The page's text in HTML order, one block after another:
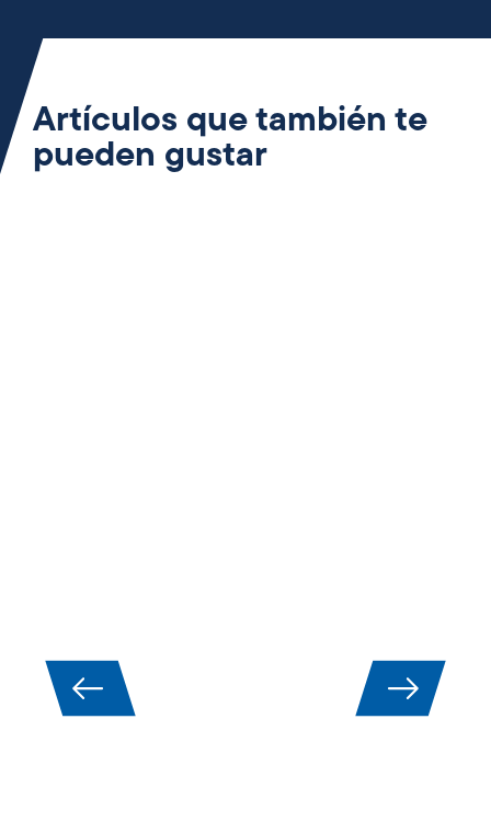
Artículos que también te
pueden gustar
(HEAs): Análisis térmico y
propiedades termofísicas